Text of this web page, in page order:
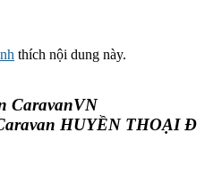
thích nội dung này.
CaravanVN
HUYỀN THOẠI